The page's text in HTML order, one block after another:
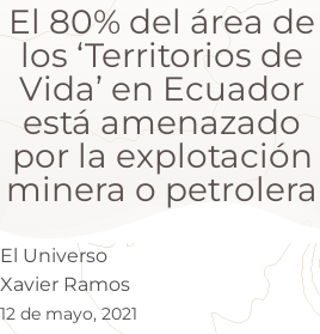
El 80% del área de
los ‘Territorios de
Vida’ en Ecuador
está amenazado
por la explotación
minera o petrolera
El Universo
Xavier Ramos
12 de mayo, 2021